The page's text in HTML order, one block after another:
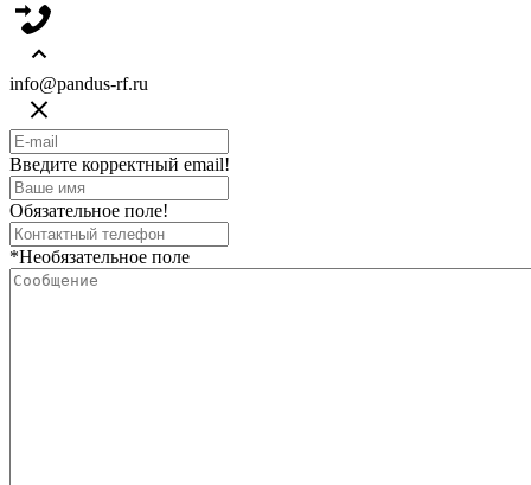
info@pandus-rf.ru
Введите корректный email!
Обязательное поле!
*Необязательное поле